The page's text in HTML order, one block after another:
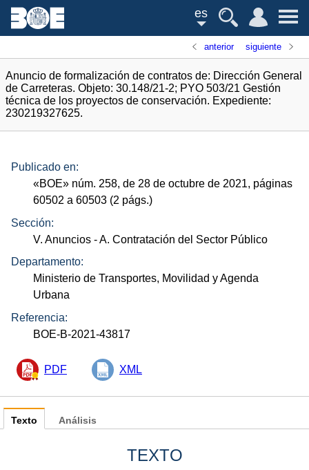
es
anterior siguiente
Anuncio de formalización de contratos de: Dirección General
de Carreteras. Objeto: 30.148/21-2; PYO 503/21 Gestión
técnica de los proyectos de conservación. Expediente:
230219327625.
Publicado en:
«BOE» núm. 258, de 28 de octubre de 2021, páginas
60502 a 60503 (2 págs.)
Sección:
V. Anuncios - A. Contratación del Sector Público
Departamento:
Ministerio de Transportes, Movilidad y Agenda
Urbana
Referencia:
BOE-B-2021-43817
PDF XML
Texto
TEXTO
Análisis